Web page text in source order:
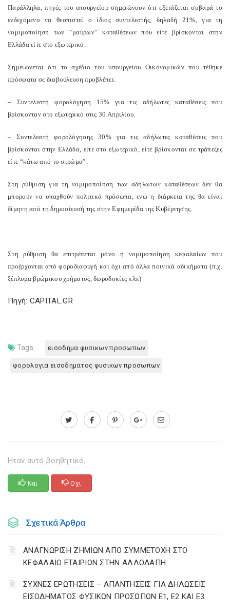
Παράλληλα, πηγές του υπουργείου σημειώνουν ότι εξετάζεται σοβαρά το
ενδεχόμενο να θεσπιστεί ο ίδιος συντελεστής, δηλαδή 21%, για τη
νομιμοποίηση των “μαύρων” καταθέσεων που είτε βρίσκονται στην
Ελλάδα είτε στο εξωτερικό.
Σημειώνεται ότι το σχέδιο του υπουργείου Οικονομικών που τέθηκε
πρόσφατα σε διαβούλευση προβλέπει:
– Συντελεστή φορολόγηση 15% για τις αδήλωτες καταθέσεις που
βρίσκονταν στο εξωτερικό στις 30 Απριλίου.
– Συντελεστή φορολόγησης 30% για τις αδήλωτες καταθέσεις που
βρίσκονται στην Ελλάδα, είτε στο εξωτερικό, είτε βρίσκονται σε τράπεζες
είτε “κάτω από το στρώμα”.
Στη ρύθμιση για τη νομιμοποίηση των αδήλωτων καταθέσεων δεν θα
μπορούν να υπαχθούν πολιτικά πρόσωπα, ενώ η διάρκεια της θα είναι
δίμηνη από τη δημοσίευσή της στην Εφημερίδα της Κυβέρνησης.
Στη ρύθμιση θα επιτρέπεται μόνο η νομιμοποίηση κεφαλαίων που
προέρχονται από φοροδιαφυγή και όχι από άλλα ποινικά αδικήματα (π.χ.
ξέπλυμα βρώμικου χρήματος, δωροδοκίες κλπ)
Πηγή: CAPITAL.GR
Tags: εισοδημα φυσικων προσωπων
φορολογια εισοδηματος φυσικων προσωπων
Ηταν αυτό βοηθητικό;
Ναι Οχι
Σχετικά Άρθρα
ΑΝΑΓΝΩΡΙΣΗ ΖΗΜΙΩΝ ΑΠΟ ΣΥΜΜΕΤΟΧΗ ΣΤΟ
ΚΕΦΑΛΑΙΟ ΕΤΑΙΡΙΩΝ ΣΤΗΝ ΑΛΛΟΔΑΠΗ
ΣΥΧΝΕΣ ΕΡΩΤΗΣΕΙΣ – ΑΠΑΝΤΗΣΕΙΣ ΓΙΑ ΔΗΛΩΣΕΙΣ
ΕΙΣΟΔΗΜΑΤΟΣ ΦΥΣΙΚΩΝ ΠΡΟΣΩΠΩΝ Ε1, Ε2 ΚΑΙ Ε3